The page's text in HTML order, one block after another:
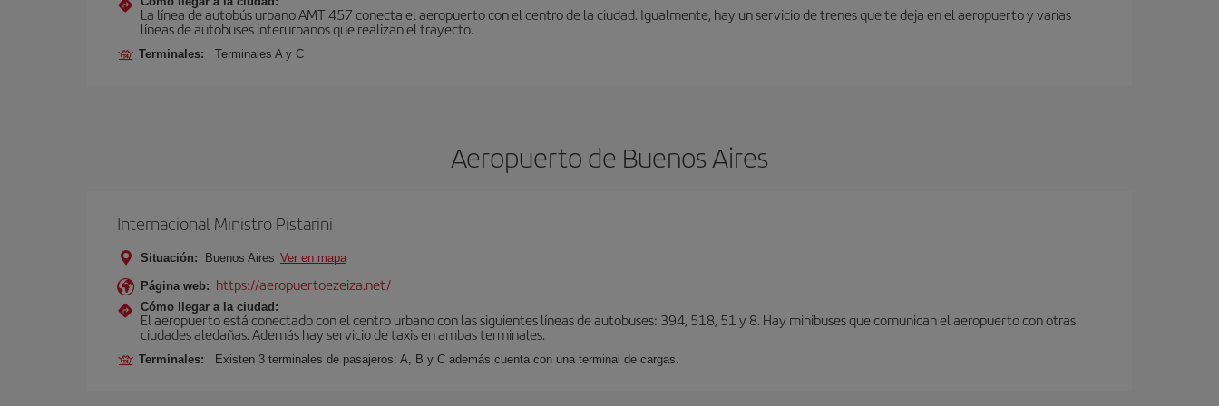
La línea de autobús urbano AMT 457 conecta el aeropuerto con el centro de la ciudad. Igualmente, hay un servicio de trenes que te deja en el aeropuerto y varias
líneas de autobuses interurbanos que realizan el trayecto.
Terminales: Terminales A y C
Aeropuerto de Buenos Aires
Internacional Ministro Pistarini
Situación: Buenos Aires Ver en mapa
Página web: https://aeropuertoezeiza.net/
Cómo llegar a la ciudad:
El aeropuerto está conectado con el centro urbano con las siguientes líneas de autobuses: 394, 518, 51 y 8. Hay minibuses que comunican el aeropuerto con otras
ciudades aledañas. Además hay servicio de taxis en ambas terminales.
Terminales: Existen 3 terminales de pasajeros: A, B y C además cuenta con una terminal de cargas.